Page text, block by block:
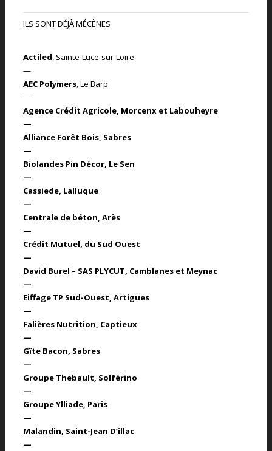
ILS SONT DÉJÀ MÉCÈNES
Actiled, Sainte-Luce-sur-Loire
—
AEC Polymers, Le Barp
—
Agence Crédit Agricole, Morcenx et Labouheyre
—
Alliance Forêt Bois, Sabres
—
Biolandes Pin Décor, Le Sen
—
Cassiede, Lalluque
—
Centrale de béton, Arès
—
Crédit Mutuel, du Sud Ouest
—
David Burel – SAS PLYCUT, Camblanes et Meynac
—
Eiffage TP Sud-Ouest, Artigues
—
Falières Nutrition, Captieux
—
Gîte Bacon, Sabres
—
Groupe Thebault, Solférino
—
Groupe Ylliade, Paris
—
Malandin, Saint-Jean D’illac
—